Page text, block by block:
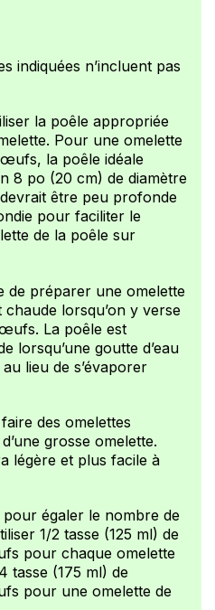
indiquées n’incluent pas
la poêle appropriée
Pour une omelette
la poêle idéale
8 po (20 cm) de diamètre
être peu profonde
pour faciliter le
de la poêle sur
de préparer une omelette
lorsqu’on y verse
La poêle est
lorsqu’une goutte d’eau
lieu de s’évaporer
des omelettes
grosse omelette.
légère et plus facile à
égaler le nombre de
1/2 tasse (125 ml) de
pour chaque omelette
tasse (175 ml) de
pour une omelette de